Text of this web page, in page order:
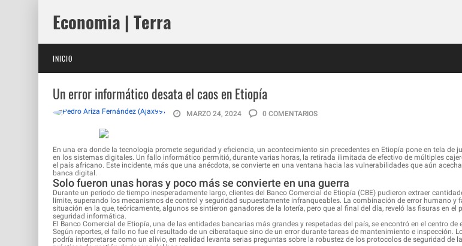
Economia | Terra
INICIO
Un error informático desata el caos en Etiopía
MARZO 24, 2024 0 COMENTARIOS
En una era donde la tecnología promete seguridad y eficiencia, un acontecimiento sin precedentes en Etiopía pone en tela de
en los sistemas digitales. Un fallo informático permitió, durante varias horas, la retirada ilimitada de efectivo de múltiples
el país africano. Este incidente, más que una anécdota, se convierte en una ventana hacia las vulnerabilidades que aún
banca digital.
Solo fueron unas horas y poco más se convierte en una guerra
Durante un periodo de tiempo inesperadamente largo, clientes del Banco Comercial de Etiopía (CBE) pudieron extraer
límite, superando los mecanismos de control y seguridad supuestamente infranqueables. La combinación de error humano y
situación en la que, teóricamente, algunos se sintieron ganadores de la lotería, pero que al final del día, reveló las fisuras en el
seguridad informática.
El Banco Comercial de Etiopía, una de las entidades bancarias más grandes y respetadas del país, se encontró en el centro de
Según reportes, el fallo no fue el resultado de un ciberataque sino de un error durante tareas de mantenimiento e inspección.
podría interpretarse como un alivio, en realidad levanta serias preguntas sobre la robustez de los protocolos de seguridad de